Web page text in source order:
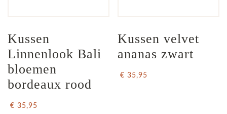
Kussen
Linnenlook Bali
bloemen
bordeaux rood
€ 35,95
Kussen velvet
ananas zwart
€ 35,95